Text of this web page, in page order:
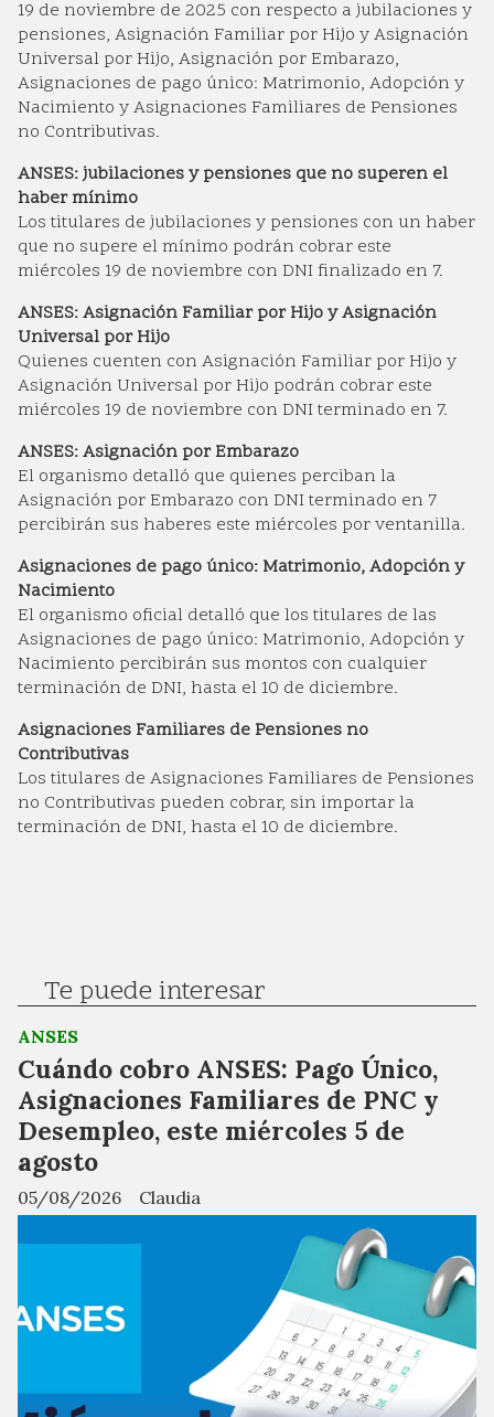
19 de noviembre de 2025 con respecto a jubilaciones y
pensiones, Asignación Familiar por Hijo y Asignación
Universal por Hijo, Asignación por Embarazo,
Asignaciones de pago único: Matrimonio, Adopción y
Nacimiento y Asignaciones Familiares de Pensiones
no Contributivas.
ANSES: jubilaciones y pensiones que no superen el
haber mínimo
Los titulares de jubilaciones y pensiones con un haber
que no supere el mínimo podrán cobrar este
miércoles 19 de noviembre con DNI finalizado en 7.
ANSES: Asignación Familiar por Hijo y Asignación
Universal por Hijo
Quienes cuenten con Asignación Familiar por Hijo y
Asignación Universal por Hijo podrán cobrar este
miércoles 19 de noviembre con DNI terminado en 7.
ANSES: Asignación por Embarazo
El organismo detalló que quienes perciban la
Asignación por Embarazo con DNI terminado en 7
percibirán sus haberes este miércoles por ventanilla.
Asignaciones de pago único: Matrimonio, Adopción y
Nacimiento
El organismo oficial detalló que los titulares de las
Asignaciones de pago único: Matrimonio, Adopción y
Nacimiento percibirán sus montos con cualquier
terminación de DNI, hasta el 10 de diciembre.
Asignaciones Familiares de Pensiones no
Contributivas
Los titulares de Asignaciones Familiares de Pensiones
no Contributivas pueden cobrar, sin importar la
terminación de DNI, hasta el 10 de diciembre.
Te puede interesar
Cuándo cobro ANSES: Pago Único,
Asignaciones Familiares de PNC y
Desempleo, este miércoles 5 de
agosto
Claudia
ANSES
05/08/2026